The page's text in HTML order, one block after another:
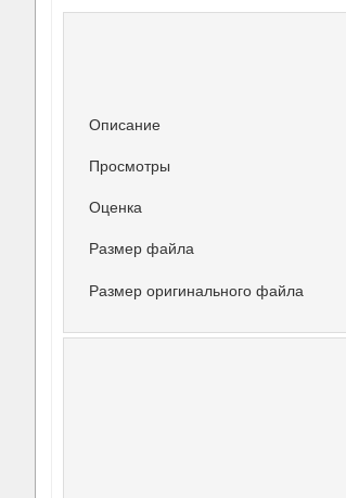
Описание
Просмотры
Оценка
Размер файла
Размер оригинального файла